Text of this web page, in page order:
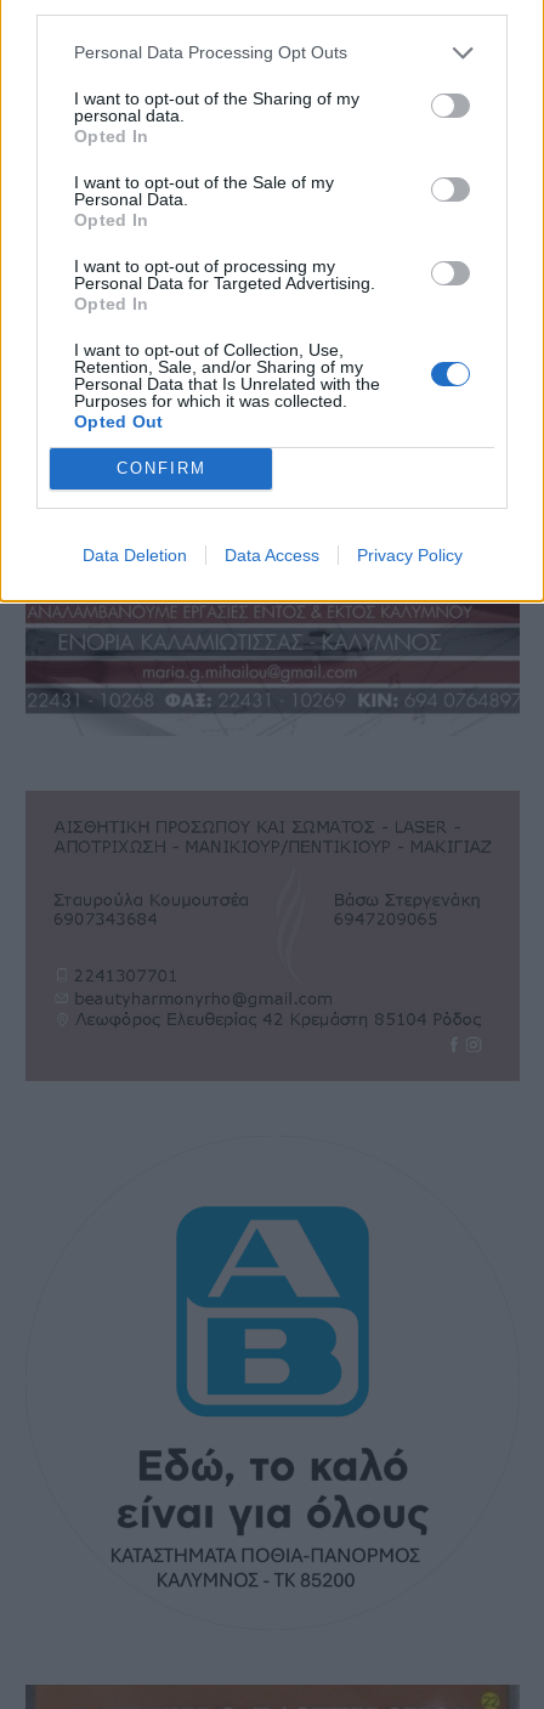
Personal Data Processing Opt Outs
I want to opt-out of the Sharing of my
personal data.
Opted In
I want to opt-out of the Sale of my
Personal Data.
Opted In
I want to opt-out of processing my
Personal Data for Targeted Advertising.
Opted In
I want to opt-out of Collection, Use,
Retention, Sale, and/or Sharing of my
Personal Data that Is Unrelated with the
Purposes for which it was collected.
Opted Out
CONFIRM
Data Deletion Data Access Privacy Policy